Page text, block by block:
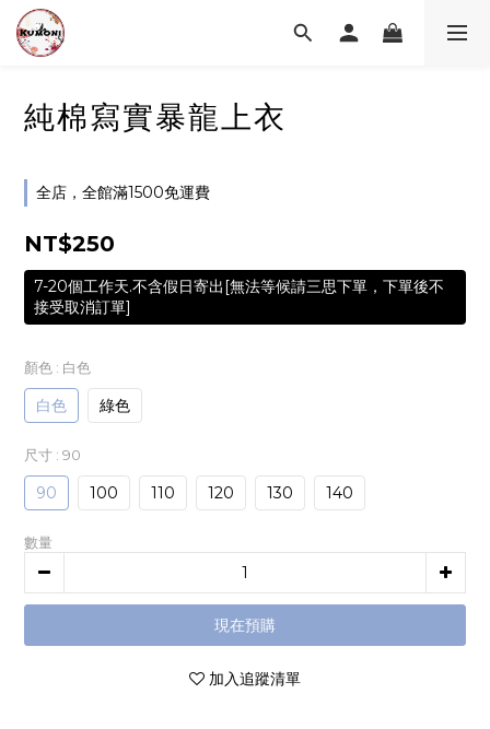
純棉寫實暴龍上衣
全店，全館滿1500免運費
NT$250
7-20個工作天.不含假日寄出[無法等候請三思下單，下單後不
接受取消訂單]
顏色 : 白色
白色 綠色
尺寸 : 90
90 100 110 120 130 140
數量
現在預購
加入追蹤清單